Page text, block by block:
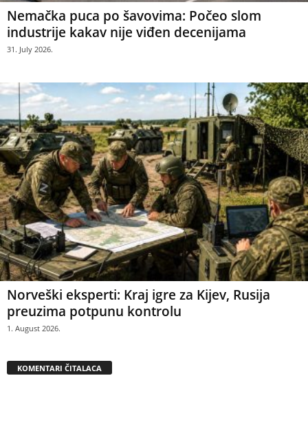
Nemačka puca po šavovima: Počeo slom
industrije kakav nije viđen decenijama
31. July 2026.
Norveški eksperti: Kraj igre za Kijev, Rusija
preuzima potpunu kontrolu
1. August 2026.
KOMENTARI ČITALACA